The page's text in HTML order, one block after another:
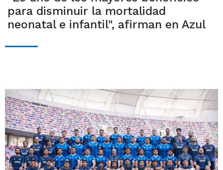
para disminuir la mortalidad
neonatal e infantil", afirman en Azul